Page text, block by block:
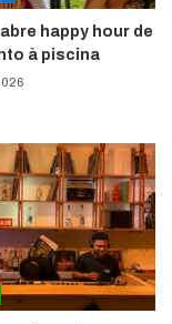
happy hour de
à piscina